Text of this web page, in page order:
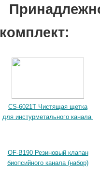
комплект:
CS-6021T Чистящая щетка
для инстурметального канала
OF-B190 Резиновый клапан
биопсийного канала (набор)